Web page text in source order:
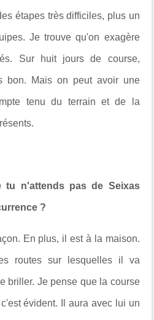
étapes très difficiles, plus un
Je trouve qu'on exagère
Sur huit jours de course,
bon. Mais on peut avoir une
tenu du terrain et de la
tu n'attends pas de Seixas
?
En plus, il est à la maison.
routes sur lesquelles il va
briller. Je pense que la course
évident. Il aura avec lui un